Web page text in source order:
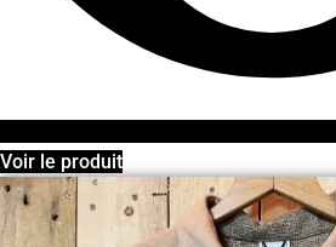
Voir le produit